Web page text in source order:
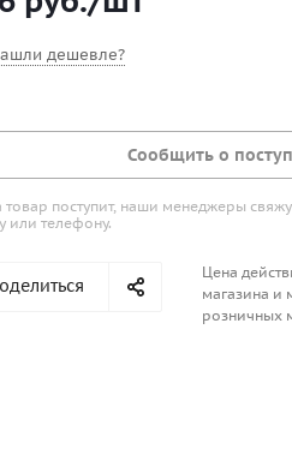
На баллон надувной лодки
дешевле?
Сообщить о
товар поступит, наши менеджеры
или телефону.
Цена
магазина и
розничных